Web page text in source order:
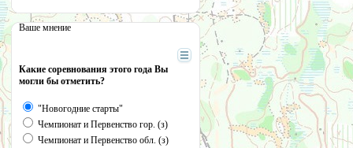
Ваше мнение
Какие соревнования этого года Вы
могли бы отметить?
"Новогодние старты"
Чемпионат и Первенство гор. (з)
Чемпионат и Первенство обл. (з)